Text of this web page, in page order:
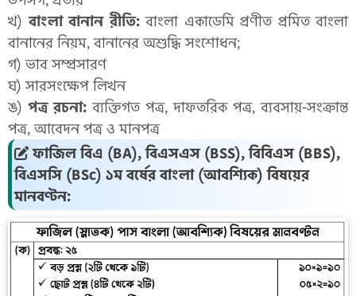
খ)বাংলা বানান রীতি:বাংলা একাডেমি প্রণীত প্রমিত বাংলা
বানানের নিয়ম, বানানের অশুদ্ধি সংশোধন;
গ) ভাব সম্প্রসারণ
ঘ) সারসংক্ষেপ লিখন
ঙ) পত্র রচনা: ব্যক্তিগত পত্র, দাফতরিক পত্র, ব্যবসায়-সংক্রান্ত
পত্র, আবেদন পত্র ও মানপত্র
ফাজিল বিএ (BA), বিএসএস (BSS), বিবিএস (BBS),
বিএসসি (BSc) ১ম বর্ষের বাংলা (আবশ্যিক) বিষয়ের
মানবণ্টন: